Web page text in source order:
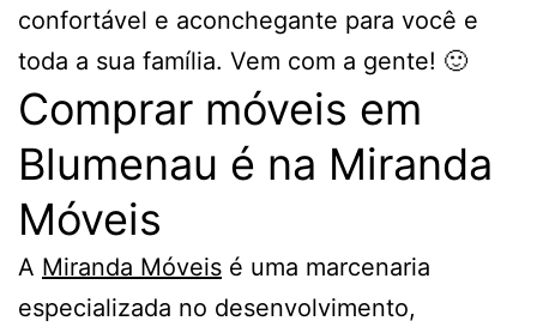
confortável e aconchegante para você e
toda a sua família. Vem com a gente! 🙂
Comprar móveis em
Blumenau é na Miranda
Móveis
A Miranda Móveis é uma marcenaria
especializada no desenvolvimento,